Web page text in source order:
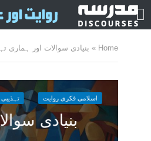
Home
» بنیادی سوالات اور ہماری
اسلامی فکری روایت
بنیادی